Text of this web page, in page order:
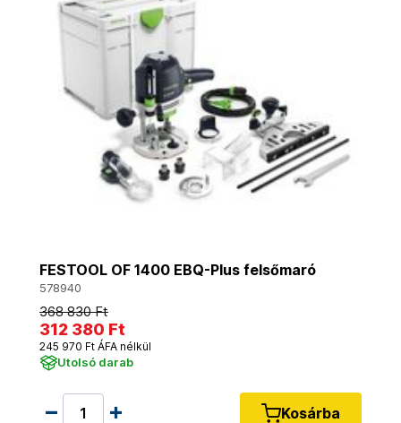
FESTOOL OF 1400 EBQ-Plus felsőmaró
578940
368 830 Ft
312 380 Ft
245 970 Ft ÁFA nélkül
Utolsó darab
Kosárba